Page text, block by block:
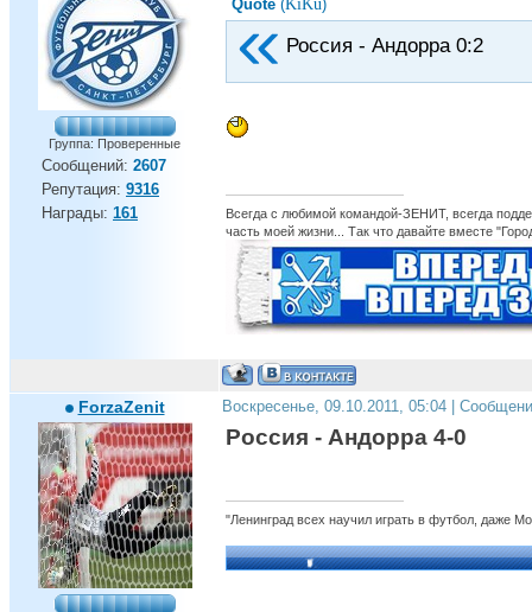
Группа: Проверенные
Сообщений: 2607
Репутация: 9316
Награды: 161
Quote ( )
Россия - Андорра 0:2
Всегда с любимой командой-ЗЕНИТ, всегда
часть моей жизни... Так что давайте вместе
ForzaZenit Воскресенье, 09.10.2011, 05:04 |
Россия - Андорра 4-0
"Ленинград всех научил играть в футбол, даже